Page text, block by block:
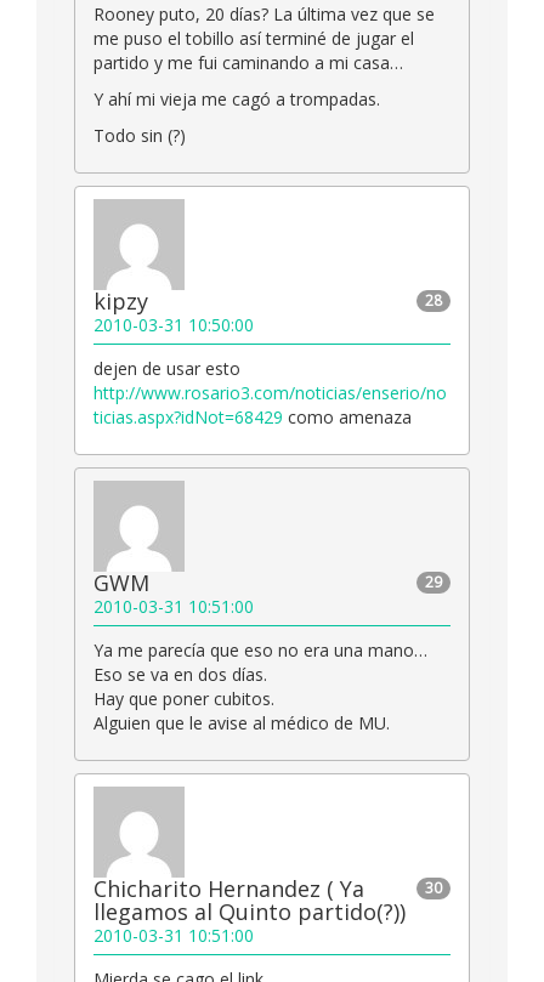
Rooney puto, 20 días? La última vez que se
me puso el tobillo así terminé de jugar el
partido y me fui caminando a mi casa…
Y ahí mi vieja me cagó a trompadas.
Todo sin (?)
28
kipzy
2010-03-31 10:50:00
dejen de usar esto
http://www.rosario3.com/noticias/enserio/no
ticias.aspx?idNot=68429 como amenaza
29
GWM
2010-03-31 10:51:00
Ya me parecía que eso no era una mano…
Eso se va en dos días.
Hay que poner cubitos.
Alguien que le avise al médico de MU.
30
Chicharito Hernandez ( Ya
llegamos al Quinto partido(?))
2010-03-31 10:51:00